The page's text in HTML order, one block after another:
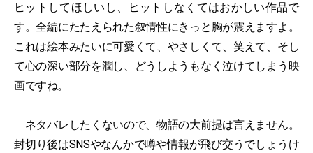
ヒットしてほしいし、ヒットしなくてはおかしい作品で
す。全編にたたえられた叙情性にきっと胸が震えますよ。
これは絵本みたいに可愛くて、やさしくて、笑えて、そし
て心の深い部分を潤し、どうしようもなく泣けてしまう映
画ですね。
ネタバレしたくないので、物語の大前提は言えません。
封切り後はSNSやなんかで噂や情報が飛び交うでしょうけ